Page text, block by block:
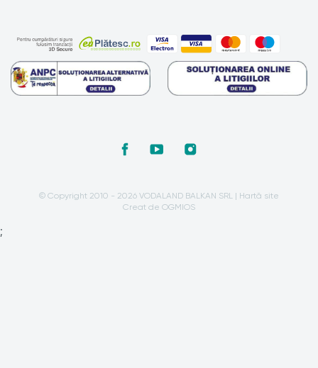
© Copyright 2010 - 2026 VODALAND BALKAN SRL | Hartă site
Creat de OGMIOS
;